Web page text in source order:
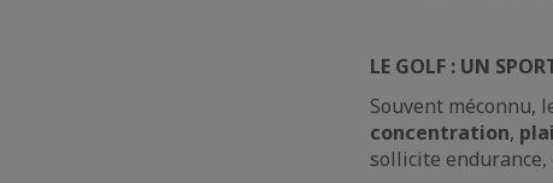
LE GOLF : UN
Souvent méconnu,
concentration,
sollicite